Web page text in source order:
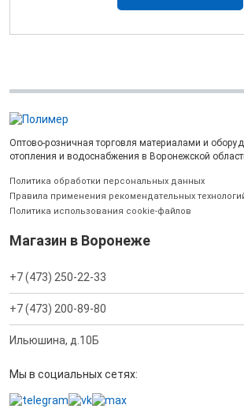
Оптово-розничная торговля материалами и
отопления и водоснабжения в Воронежской
Политика обработки персональных данных
Правила применения рекомендательных
Политика использования cookie-файлов
Магазин в Воронеже
+7 (473) 250-22-33
+7 (473) 200-89-80
Ильюшина, д.10Б
Мы в социальных сетях: